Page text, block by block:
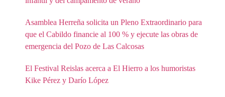
Asamblea Herreña solicita un Pleno Extraordinario para
que el Cabildo financie al 100 % y ejecute las obras de
emergencia del Pozo de Las Calcosas
El Festival Reislas acerca a El Hierro a los humoristas
Kike Pérez y Darío López